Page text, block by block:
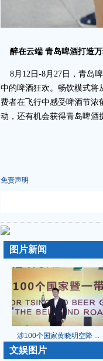
醉在云端 青岛啤酒打造
8月12日-8月27日，青岛
中的啤酒狂欢。畅饮模式将
费者在飞行中感受啤酒节
动，还有机会获得青岛啤酒
免责声明
-
-
图片新闻
涉100个国家黄晓明空降 ...
文娱图片